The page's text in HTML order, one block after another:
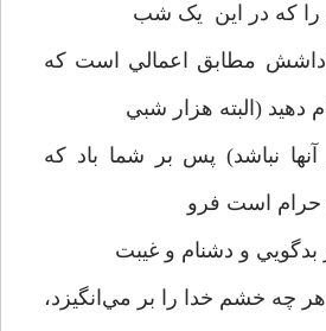
را که در اين يک شب
مطابق اعمالي است که
دهيد (البته هزار شبي
نباشد) پس بر شما باد که
حرام است فرو
بدگويي و دشنام و غيبت
چه خشم خدا را بر مي‌انگيزد،